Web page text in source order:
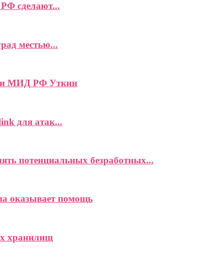
сделают...
местью...
МИД РФ Уткин
для атак...
потенциальных безработных...
оказывает помощь
хранилищ